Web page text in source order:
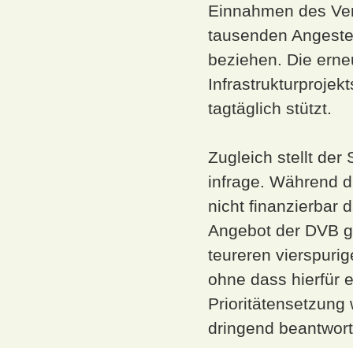
Einnahmen des
tausenden
beziehen. Die
tagtäglich stützt.
Zugleich stellt der
infrage. Während
nicht finanzierbar
Angebot der DVB
teureren
ohne dass hierfür
Prioritätensetzung
dringend